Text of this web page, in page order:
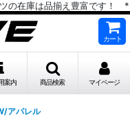
の在庫は品揃え豊富です！ *
カート
案内 商品検索 マイページ
アパレル